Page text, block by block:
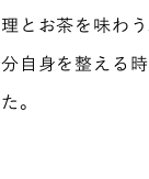
理とお茶を味わ
分自身を整える
た。